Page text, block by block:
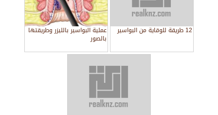
12 طريقة للوقاية من البواسير عملية البواسير بالليزر وطريقتها
بالصور